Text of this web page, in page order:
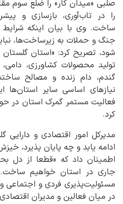
صلبی «میدان کار» را ضلع سوم
را در تاب‌آوری، بازسازی و
ساخت. وی با بیان اینکه شرایط
جنگ و حملات به زیرساخت‌ها،
شود، تصریح کرد: «استان
تولید محصولات کشاورزی،
گندم، دام زنده و مصالح
نیازهای اساسی سایر
فعالیت مستمر گمرک استان در
کرد.
مدیرکل امور اقتصادی و
ادامه یابد و چه پایان پذیرد،
اطمینان داد که «قطعا از دل
جاری در استان خواهیم
مسئولیت‌پذیری فردی و اجتماعی
در میان فعالین و مدیران